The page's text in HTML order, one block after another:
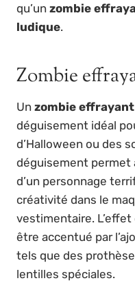
qu’un zombie
ludique.
Zombie
Un zombie effrayant
déguisement idéal
d’Halloween ou des
déguisement permet
d’un personnage
créativité dans le
vestimentaire.
être accentué par
tels que des
lentilles spéciales.